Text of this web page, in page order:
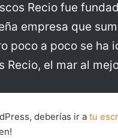
Recio fue
empresa que
poco a poco se ha
Recio, el mar al
deberías ir a tu